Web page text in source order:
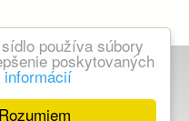
Rozumiem
používa súbory
poskytovaných
informácií